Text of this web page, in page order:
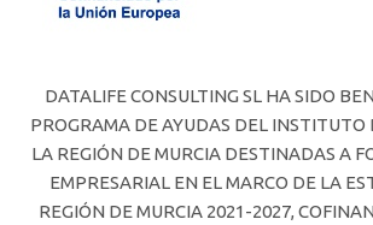
DATALIFE CONSULTING SL HA SIDO
PROGRAMA DE AYUDAS DEL INSTITUTO
LA REGIÓN DE MURCIA DESTINADAS A
EMPRESARIAL EN EL MARCO DE LA
REGIÓN DE MURCIA 2021-2027,